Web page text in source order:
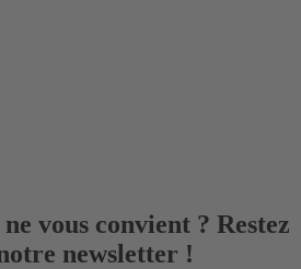
vous convient ? Restez
newsletter !